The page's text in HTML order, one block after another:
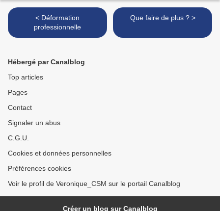
< Déformation
professionnelle
Que faire de plus ? >
Hébergé par Canalblog
Top articles
Pages
Contact
Signaler un abus
C.G.U.
Cookies et données personnelles
Préférences cookies
Voir le profil de Veronique_CSM sur le portail Canalblog
Créer un blog sur Canalblog